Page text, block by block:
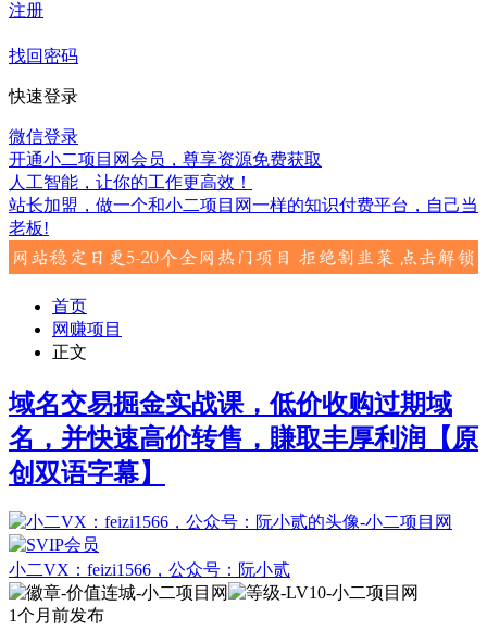
注册
找回密码
快速登录
微信登录
开通小二项目网会员，尊享资源免费获取
人工智能，让你的工作更高效！
站长加盟，做一个和小二项目网一样的知识付费平台，自己当
老板!
首页
网赚项目
正文
域名交易掘金实战课，低价收购过期域
名，并快速高价转售，賺取丰厚利润【原
创双语字幕】
小二VX：feizi1566，公众号：阮小贰
1个月前发布